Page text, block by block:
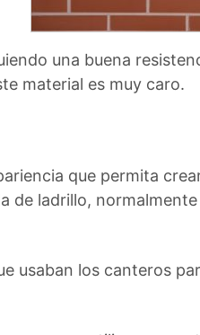
una buena
material es muy caro.
que permita
de ladrillo,
usaban los canteros